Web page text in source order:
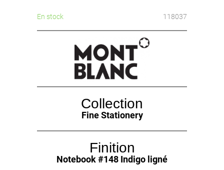
En stock 118037
Collection
Fine Stationery
Finition
Notebook #148 Indigo ligné